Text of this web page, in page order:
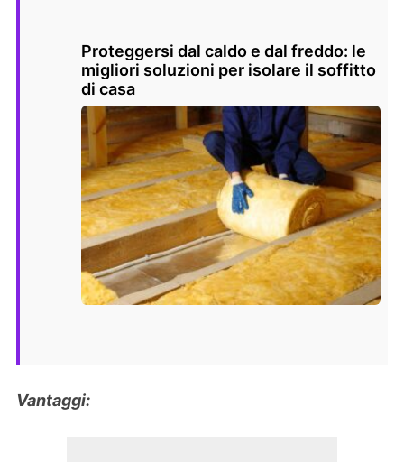
Proteggersi dal caldo e dal freddo: le
migliori soluzioni per isolare il soffitto
di casa
Vantaggi: